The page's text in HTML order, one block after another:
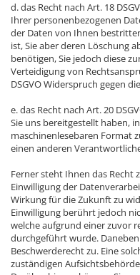
d. das Recht nach Art. 18
Ihrer personenbezogenen
der Daten von Ihnen
ist, Sie aber deren Löschung
benötigen, Sie jedoch diese
Verteidigung von
DSGVO Widerspruch gegen
e. das Recht nach Art. 20
Sie uns bereitgestellt haben,
maschinenlesebaren Format
einen anderen
Ferner steht Ihnen das Recht
Einwilligung der
Wirkung für die Zukunft zu
Einwilligung berührt jedoch
welche aufgrund einer zuvor
durchgeführt wurde.
Beschwerderecht zu. Eine
zuständigen